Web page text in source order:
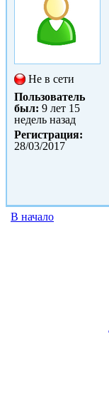
Не в сети
Пользователь
был: 9 лет 15
недель назад
Регистрация:
28/03/2017
В начало